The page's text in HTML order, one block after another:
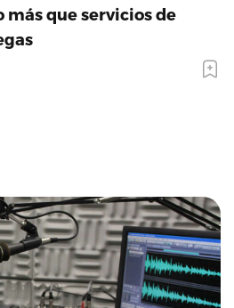
más que servicios de